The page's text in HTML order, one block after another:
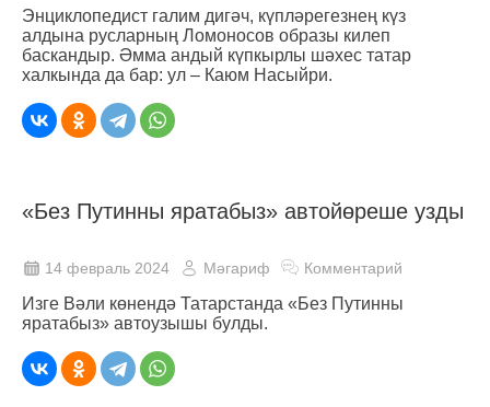
Энциклопедист галим дигәч, күпләрегезнең күз
алдына русларның Ломоносов образы килеп
баскандыр. Әмма андый күпкырлы шәхес татар
халкында да бар: ул – Каюм Насыйри.
«Без Путинны яратабыз» автойөреше узды
14 февраль 2024 Мәгариф Комментарий
Изге Вәли көнендә Татарстанда «Без Путинны
яратабыз» автоузышы булды.